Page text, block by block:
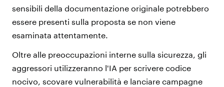
sensibili della documentazione originale potrebbero
essere presenti sulla proposta se non viene
esaminata attentamente.
Oltre alle preoccupazioni interne sulla sicurezza, gli
aggressori utilizzeranno l'IA per scrivere codice
nocivo, scovare vulnerabilità e lanciare campagne